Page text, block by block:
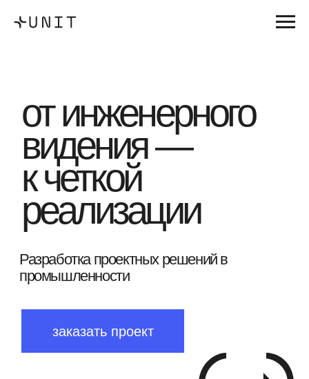
Разработка проектных решений в
видения —
к четкой
реализации